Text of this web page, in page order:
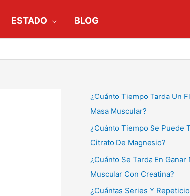
ESTADO BLOG
¿Cuánto Tiempo Tarda Un
Masa Muscular?
¿Cuánto Tiempo Se Puede
Citrato De Magnesio?
¿Cuánto Se Tarda En Ganar
Muscular Con Creatina?
¿Cuántas Series Y